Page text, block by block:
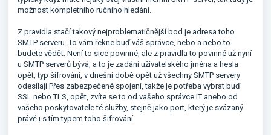
možnost kompletního ručního hledání.
Z pravidla stačí takový nejproblematičnější bod je adresa toho
SMTP serveru. To vám řekne buď váš správce, nebo a nebo to
budete vědět. Není to sice povinné, ale z pravidla to povinné už nyní
u SMTP serverů bývá, a to je zadání uživatelského jména a hesla
opět, typ šifrování, v dnešní době opět už všechny SMTP servery
odesílají Přes zabezpečené spojení, takže je potřeba vybrat buď
SSL nebo TLS, opět, zvíte se to od vašeho správce IT anebo od
vašeho poskytovatele té služby, stejně jako port, který je svázaný
právě i s tím typem toho šifrování.